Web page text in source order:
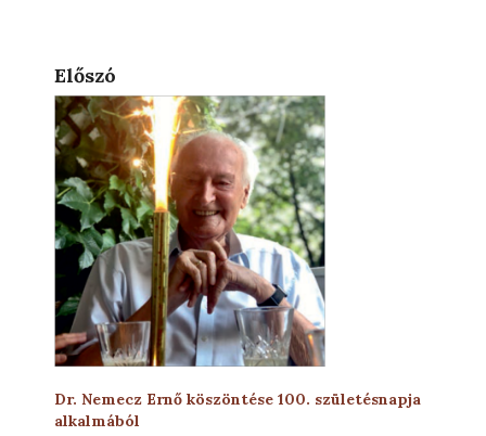
Előszó
Dr. Nemecz Ernő köszöntése 100. születésnapja
alkalmából